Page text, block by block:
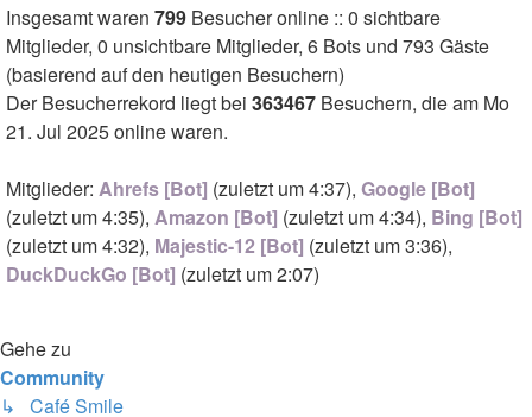
Insgesamt waren 799 Besucher online :: 0 sichtbare
Mitglieder, 0 unsichtbare Mitglieder, 6 Bots und 793 Gäste
(basierend auf den heutigen Besuchern)
Der Besucherrekord liegt bei 363467 Besuchern, die am Mo
21. Jul 2025 online waren.
Mitglieder: Ahrefs [Bot] (zuletzt um 4:37), Google [Bot]
(zuletzt um 4:35), Amazon [Bot] (zuletzt um 4:34), Bing [Bot]
(zuletzt um 4:32), Majestic-12 [Bot] (zuletzt um 3:36),
DuckDuckGo [Bot] (zuletzt um 2:07)
Gehe zu
Community
↳ Café Smile